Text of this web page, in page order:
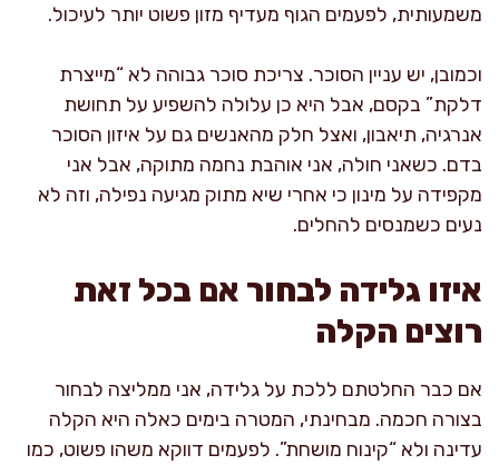
משמעותית, לפעמים הגוף מעדיף מזון פשוט יותר לעיכול.
וכמובן, יש עניין הסוכר. צריכת סוכר גבוהה לא “מייצרת
דלקת” בקסם, אבל היא כן עלולה להשפיע על תחושת
אנרגיה, תיאבון, ואצל חלק מהאנשים גם על איזון הסוכר
בדם. כשאני חולה, אני אוהבת נחמה מתוקה, אבל אני
מקפידה על מינון כי אחרי שיא מתוק מגיעה נפילה, וזה לא
נעים כשמנסים להחלים.
איזו גלידה לבחור אם בכל זאת
רוצים הקלה
אם כבר החלטתם ללכת על גלידה, אני ממליצה לבחור
בצורה חכמה. מבחינתי, המטרה בימים כאלה היא הקלה
עדינה ולא “קינוח מושחת”. לפעמים דווקא משהו פשוט, כמו